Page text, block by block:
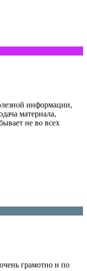
информации,
материала,
не во всех
грамотно и по